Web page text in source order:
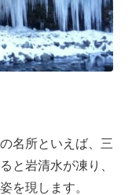
名所といえば、三
と岩清水が凍り、
を現します。